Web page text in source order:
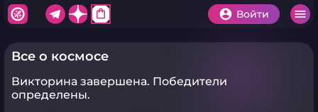
shopping_bag Войти
Все о космосе
Викторина завершена. Победители
определены.